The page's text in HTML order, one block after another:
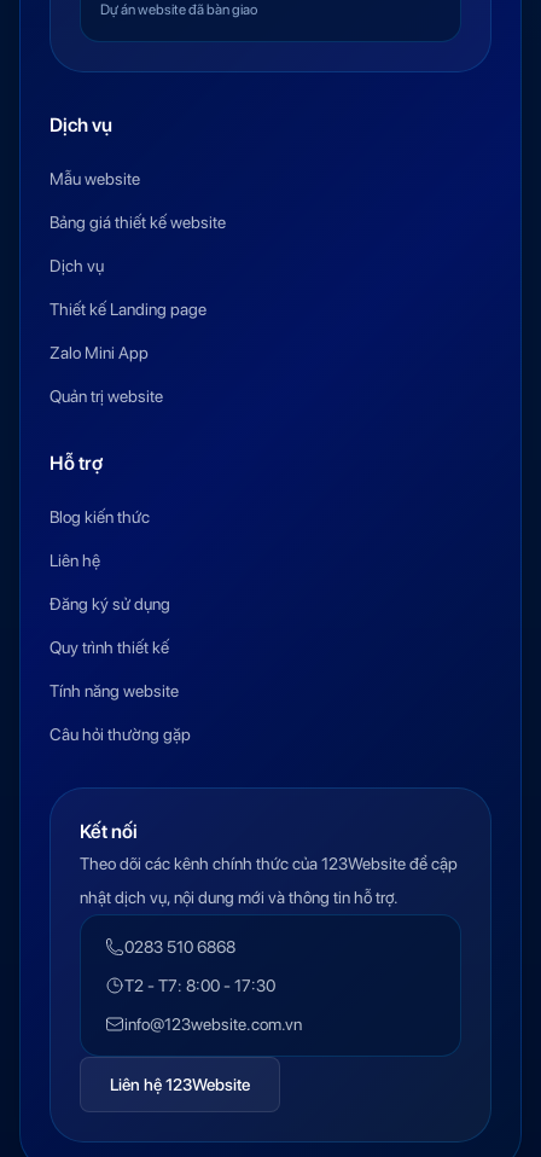
Dự án website đã bàn giao
Dịch vụ
Mẫu website
Bảng giá thiết kế website
Dịch vụ
Thiết kế Landing page
Zalo Mini App
Quản trị website
Hỗ trợ
Blog kiến thức
Liên hệ
Đăng ký sử dụng
Quy trình thiết kế
Tính năng website
Câu hỏi thường gặp
Kết nối
Theo dõi các kênh chính thức của 123Website để cập
nhật dịch vụ, nội dung mới và thông tin hỗ trợ.
0283 510 6868
T2 - T7: 8:00 - 17:30
info@123website.com.vn
Liên hệ 123Website